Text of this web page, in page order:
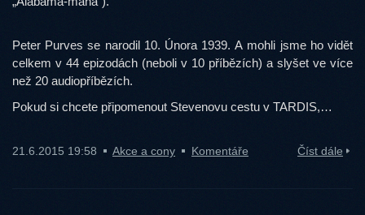
Peter Purves se narodil 10. Února 1939. A mohli jsme ho vidět
celkem v 44 epizodách (neboli v 10 příbězích) a slyšet ve více
než 20 audiopříbězích.
Pokud si chcete připomenout Stevenovu cestu v TARDIS,…
21.6.2015 19:58 Akce a cony Komentáře Číst dále